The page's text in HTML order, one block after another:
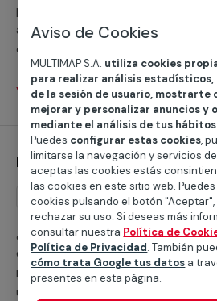
profesionales se pondrán a tu
adaptarán a tus necesidades
cualquier otro tipo de persianas.
orientado a particulares y
Ver servicios
Instalación de persianas
Instalación
¿Estás interesado en la
enrollables en alguna de las
negocio? Con nuestros servicios
una gran variedad de materiales y
Aviso de Cookies
MULTIMAP S.A. utiliza cookies
para realizar análisis
de la sesión de usuario,
mejorar y personalizar anuncios y
mediante el análisis de tus
Puedes configurar estas cookies,
limitarse la navegación y servicios
aceptas las cookies estás
las cookies en este sitio web.
cookies pulsando el botón
rechazar su uso. Si deseas más
consultar nuestra Política de
Política de Privacidad. También
cómo trata Google tus datos a
presentes en esta página.